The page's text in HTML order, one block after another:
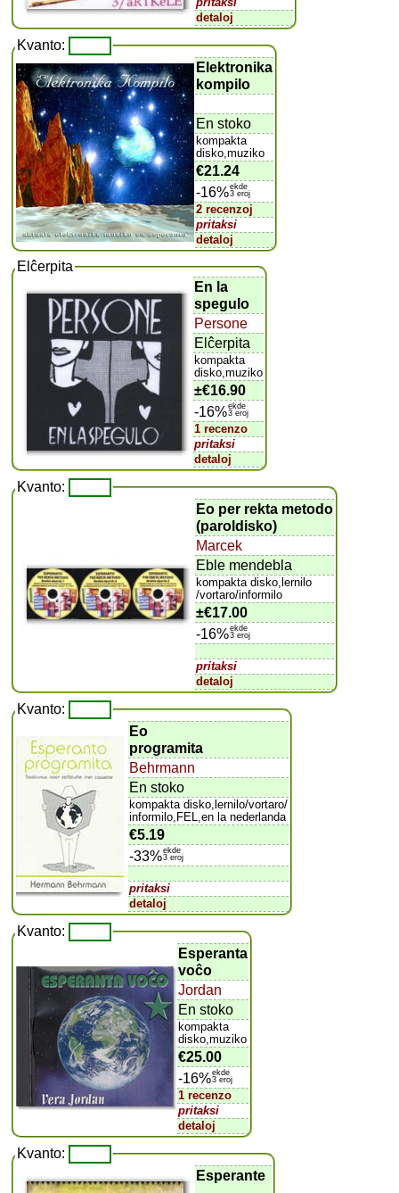
detaloj
Kvanto:
Elektronika
kompilo
En stoko
kompakta
disko,muziko
€21.24
-16%ekde
3 eroj
2 recenzoj
pritaksi
detaloj
Elĉerpita
En la
spegulo
Persone
Elĉerpita
kompakta
disko,muziko
±€16.90
-16%ekde
3 eroj
1 recenzo
pritaksi
detaloj
Kvanto:
Eo per rekta metodo
(paroldisko)
Marcek
Eble mendebla
kompakta disko,lernilo
/vortaro/informilo
±€17.00
-16%ekde
3 eroj
pritaksi
detaloj
Kvanto:
Eo
programita
Behrmann
En stoko
kompakta disko,lernilo/vortaro/
informilo,FEL,en la nederlanda
€5.19
-33%ekde
3 eroj
pritaksi
detaloj
Kvanto:
Esperanta
voĉo
Jordan
En stoko
kompakta
disko,muziko
€25.00
-16%ekde
3 eroj
1 recenzo
pritaksi
detaloj
Kvanto:
Esperante